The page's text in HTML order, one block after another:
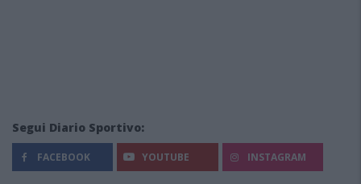
Segui Diario Sportivo:
FACEBOOK YOUTUBE INSTAGRAM